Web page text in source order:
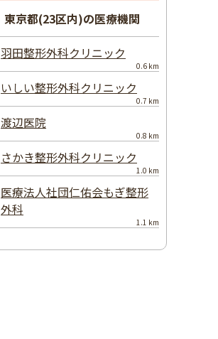
東京都(23区内)の医療機関
羽田整形外科クリニック
0.6 km
いしい整形外科クリニック
0.7 km
渡辺医院
0.8 km
さかき整形外科クリニック
1.0 km
医療法人社団仁佑会もぎ整形
外科
1.1 km